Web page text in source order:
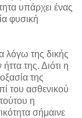
υπάρχει ένας
φυσική
λόγω της δικής
της. Διότι η
της
του ασθενικού
η
σήμαινε